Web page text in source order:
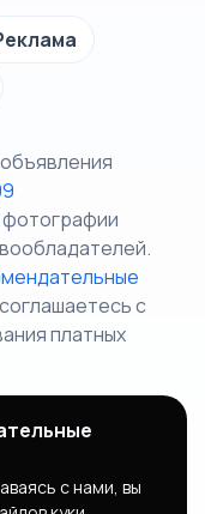
c
платных
сервиса
Пользовательское
услуги
программа
с нами, вы